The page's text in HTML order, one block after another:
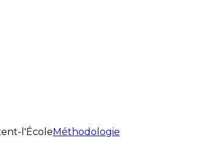
l'ÉcoleMéthodologie